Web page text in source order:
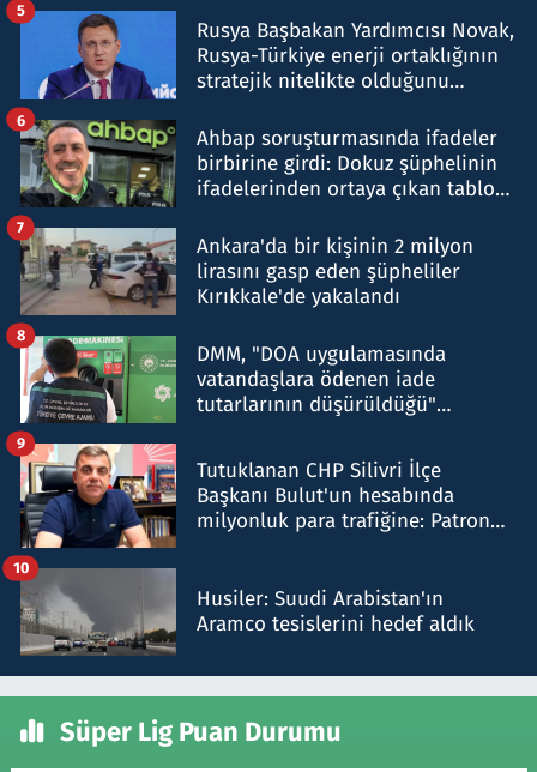
Rusya Başbakan Yardımcısı Novak,
Rusya-Türkiye enerji ortaklığının
stratejik nitelikte olduğunu
5
Ahbap soruşturmasında ifadeler
birbirine girdi: Dokuz şüphelinin
ifadelerinden ortaya çıkan tablo
6
Ankara'da bir kişinin 2 milyon
lirasını gasp eden şüpheliler
Kırıkkale'de yakalandı
7
DMM, "DOA uygulamasında
vatandaşlara ödenen iade
tutarlarının düşürüldüğü"
8
Tutuklanan CHP Silivri İlçe
Başkanı Bulut'un hesabında
milyonluk para trafiğine: Patron
9
Husiler: Suudi Arabistan'ın
Aramco tesislerini hedef aldık
10
Süper Lig Puan Durumu